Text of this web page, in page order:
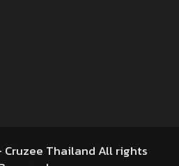
Thailand All rights